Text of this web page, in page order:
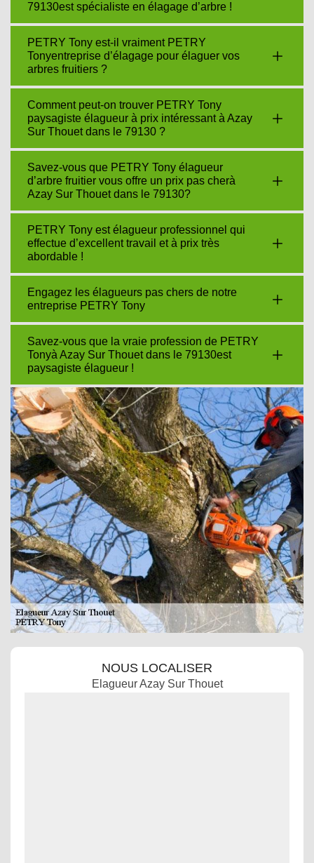
79130est spécialiste en élagage d’arbre !
PETRY Tony est-il vraiment PETRY
Tonyentreprise d’élagage pour élaguer vos
arbres fruitiers ?
Comment peut-on trouver PETRY Tony
paysagiste élagueur à prix intéressant à Azay
Sur Thouet dans le 79130 ?
Savez-vous que PETRY Tony élagueur
d’arbre fruitier vous offre un prix pas cherà
Azay Sur Thouet dans le 79130?
PETRY Tony est élagueur professionnel qui
effectue d’excellent travail et à prix très
abordable !
Engagez les élagueurs pas chers de notre
entreprise PETRY Tony
Savez-vous que la vraie profession de PETRY
Tonyà Azay Sur Thouet dans le 79130est
paysagiste élagueur !
NOUS LOCALISER
Elagueur Azay Sur Thouet